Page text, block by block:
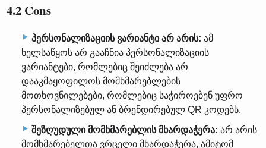
4.2 Cons
პერსონალიზაციის ვარიანტი არ არის: ამ
ხელსაწყოს არ გააჩნია პერსონალიზაციის
ვარიანტები, რომლებიც შეიძლება არ
დააკმაყოფილოს მომხმარებლების
მოთხოვნილებები, რომლებიც საჭიროებენ უფრო
პერსონალიზებულ ან ბრენდირებულ QR კოდებს.
შეზღუდული მომხმარებლის მხარდაჭერა: არ არის
მომხმარებელთა ვრცელი მხარდაჭერა, ამიტომ